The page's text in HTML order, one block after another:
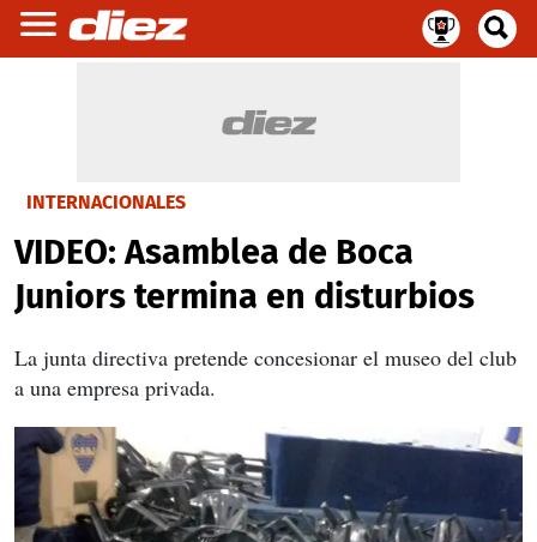
INTERNACIONALES
VIDEO: Asamblea de Boca
Juniors termina en disturbios
La junta directiva pretende concesionar el museo del club
a una empresa privada.